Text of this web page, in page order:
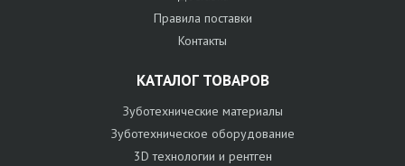
Правила поставки
Контакты
КАТАЛОГ ТОВАРОВ
Зуботехнические материалы
Зуботехническое оборудование
3D технологии и рентген